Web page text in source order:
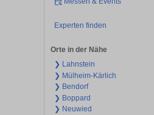
Experten finden
Orte in der Nähe
❯ Lahnstein
❯ Mülheim-Kärlich
❯ Bendorf
❯ Boppard
❯ Neuwied